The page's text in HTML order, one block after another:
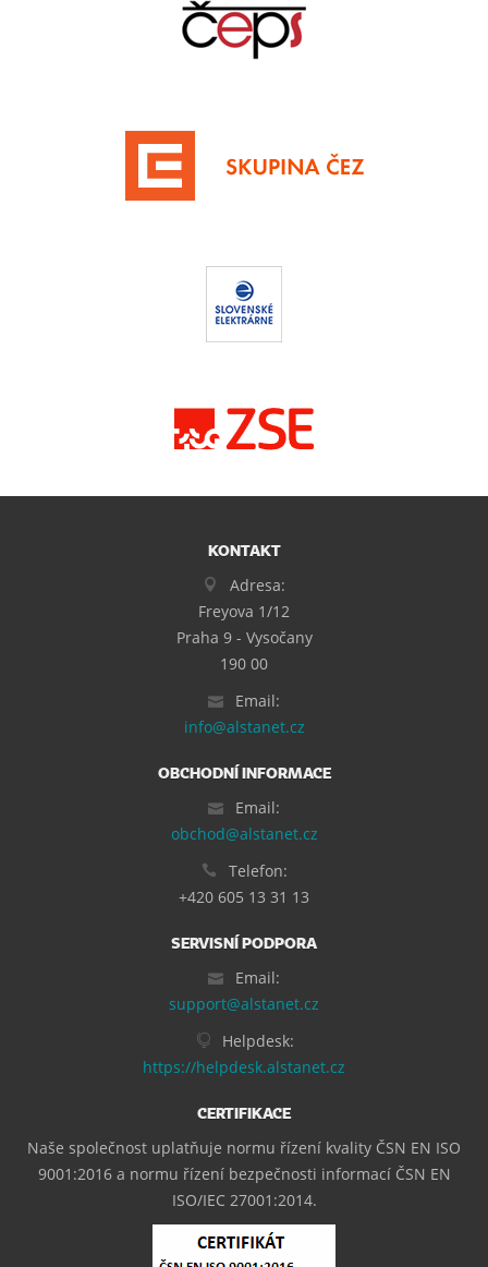
KONTAKT
Adresa:
Freyova 1/12
Praha 9 - Vysočany
190 00
Email:
info@alstanet.cz
OBCHODNÍ INFORMACE
Email:
obchod@alstanet.cz
Telefon:
+420 605 13 31 13
SERVISNÍ PODPORA
Email:
support@alstanet.cz
Helpdesk:
https://helpdesk.alstanet.cz
CERTIFIKACE
Naše společnost uplatňuje normu řízení kvality ČSN EN ISO
9001:2016 a normu řízení bezpečnosti informací ČSN EN
ISO/IEC 27001:2014.